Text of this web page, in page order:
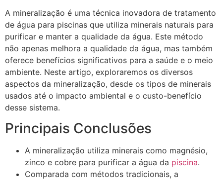
A mineralização é uma técnica inovadora de tratamento
de água para piscinas que utiliza minerais naturais para
purificar e manter a qualidade da água. Este método
não apenas melhora a qualidade da água, mas também
oferece benefícios significativos para a saúde e o meio
ambiente. Neste artigo, exploraremos os diversos
aspectos da mineralização, desde os tipos de minerais
usados até o impacto ambiental e o custo-benefício
desse sistema.
Principais Conclusões
A mineralização utiliza minerais como magnésio,
zinco e cobre para purificar a água da piscina.
Comparada com métodos tradicionais, a